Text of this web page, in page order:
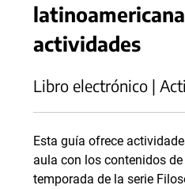
actividades
Libro electrónico |
Esta guía ofrece
aula con los contenidos
temporada de la serie